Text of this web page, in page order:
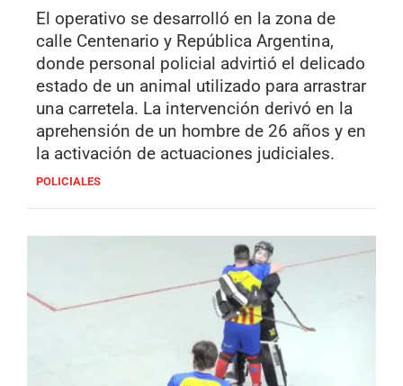
El operativo se desarrolló en la zona de
calle Centenario y República Argentina,
donde personal policial advirtió el delicado
estado de un animal utilizado para arrastrar
una carretela. La intervención derivó en la
aprehensión de un hombre de 26 años y en
la activación de actuaciones judiciales.
POLICIALES